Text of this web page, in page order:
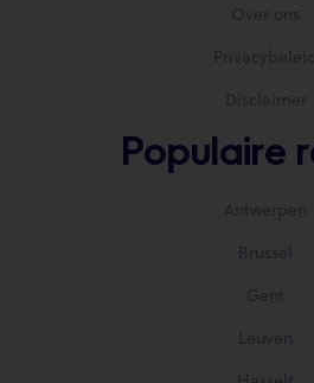
Over ons
Privacybeleid
Disclaimer
Populaire
Antwerpen
Brussel
Gent
Leuven